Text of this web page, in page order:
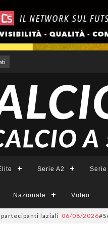
Serie A2 Serie
Nazionale Video
laziali 06/08/2026